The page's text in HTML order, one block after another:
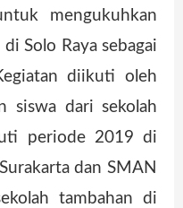
mengukuhkan
Solo Raya sebagai
diikuti oleh
siswa dari sekolah
periode 2019 di
dan SMAN
tambahan di